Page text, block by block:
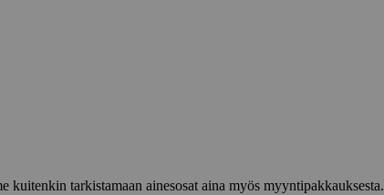
tarkistamaan ainesosat aina myös myyntipakkauksesta.